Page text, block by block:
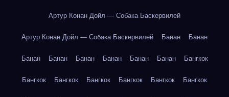
Артур Конан Дойл — Собака Баскервилей
Артур Конан Дойл — Собака Баскервилей Банан Банан
Банан Банан Банан Банан Банан Банан Бангкок
Бангкок Бангкок Бангкок Бангкок Бангкок Бангкок